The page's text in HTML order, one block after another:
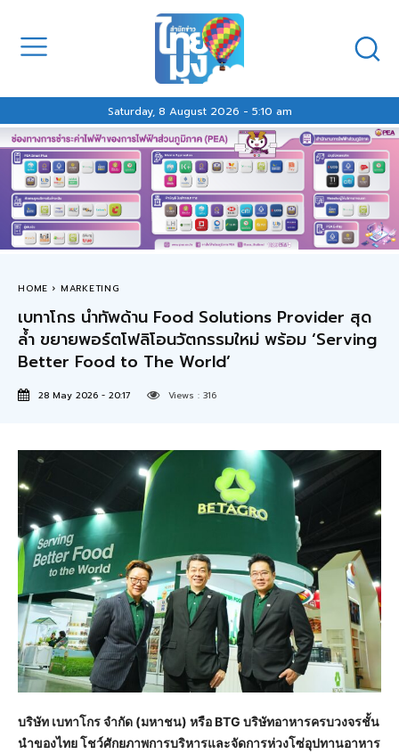
Saturday, 8 August 2026 - 5:10 am
HOME MARKETING
เบทาโกร นำทัพด้าน Food Solutions Provider สุด
ล้ำ ขยายพอร์ตโฟลิโอนวัตกรรมใหม่ พร้อม ‘Serving
Better Food to The World’
28 May 2026 - 20:17 Views : 316
บริษัท เบทาโกร จำกัด (มหาชน) หรือBTG บริษัทอาหารครบวงจรชั้น
นำของไทย โชว์ศักยภาพการบริหารและจัดการห่วงโซ่อุปทานอาหาร